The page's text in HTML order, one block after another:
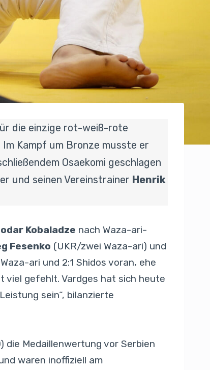
die einzige rot-weiß-rote
Kampf um Bronze musste er
Osaekomi geschlagen
und seinen Vereinstrainer Henrik
Kobaladze nach Waza-ari-
Fesenko (UKR/zwei Waza-ari) und
ari und 2:1 Shidos voran, ehe
viel gefehlt. Vardges hat sich heute
sein“, bilanzierte
die Medaillenwertung vor Serbien
waren inoffiziell am